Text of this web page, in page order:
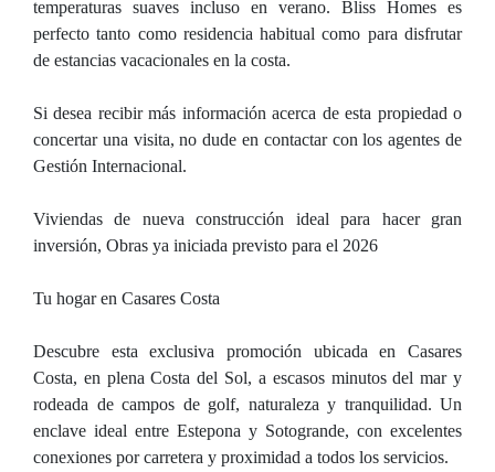
temperaturas suaves incluso en verano. Bliss Homes es
perfecto tanto como residencia habitual como para disfrutar
de estancias vacacionales en la costa.
Si desea recibir más información acerca de esta propiedad o
concertar una visita, no dude en contactar con los agentes de
Gestión Internacional.
Viviendas de nueva construcción ideal para hacer gran
inversión, Obras ya iniciada previsto para el 2026
Tu hogar en Casares Costa
Descubre esta exclusiva promoción ubicada en Casares
Costa, en plena Costa del Sol, a escasos minutos del mar y
rodeada de campos de golf, naturaleza y tranquilidad. Un
enclave ideal entre Estepona y Sotogrande, con excelentes
conexiones por carretera y proximidad a todos los servicios.